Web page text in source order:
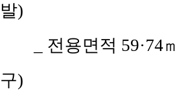
발)
_ 전용면적
구)